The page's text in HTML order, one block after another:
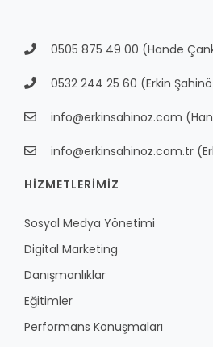
0505 875 49 00 (Hande
0532 244 25 60 (Erkin
info@erkinsahinoz.com
info@erkinsahinoz.com.tr
HİZMETLERİMİZ
Sosyal Medya Yönetimi
Digital Marketing
Danışmanlıklar
Eğitimler
Performans Konuşmaları